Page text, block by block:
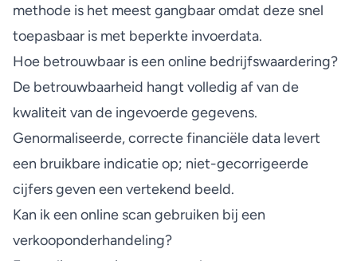
methode is het meest gangbaar omdat deze snel
toepasbaar is met beperkte invoerdata.
Hoe betrouwbaar is een online bedrijfswaardering?
De betrouwbaarheid hangt volledig af van de
kwaliteit van de ingevoerde gegevens.
Genormaliseerde, correcte financiële data levert
een bruikbare indicatie op; niet-gecorrigeerde
cijfers geven een vertekend beeld.
Kan ik een online scan gebruiken bij een
verkooponderhandeling?